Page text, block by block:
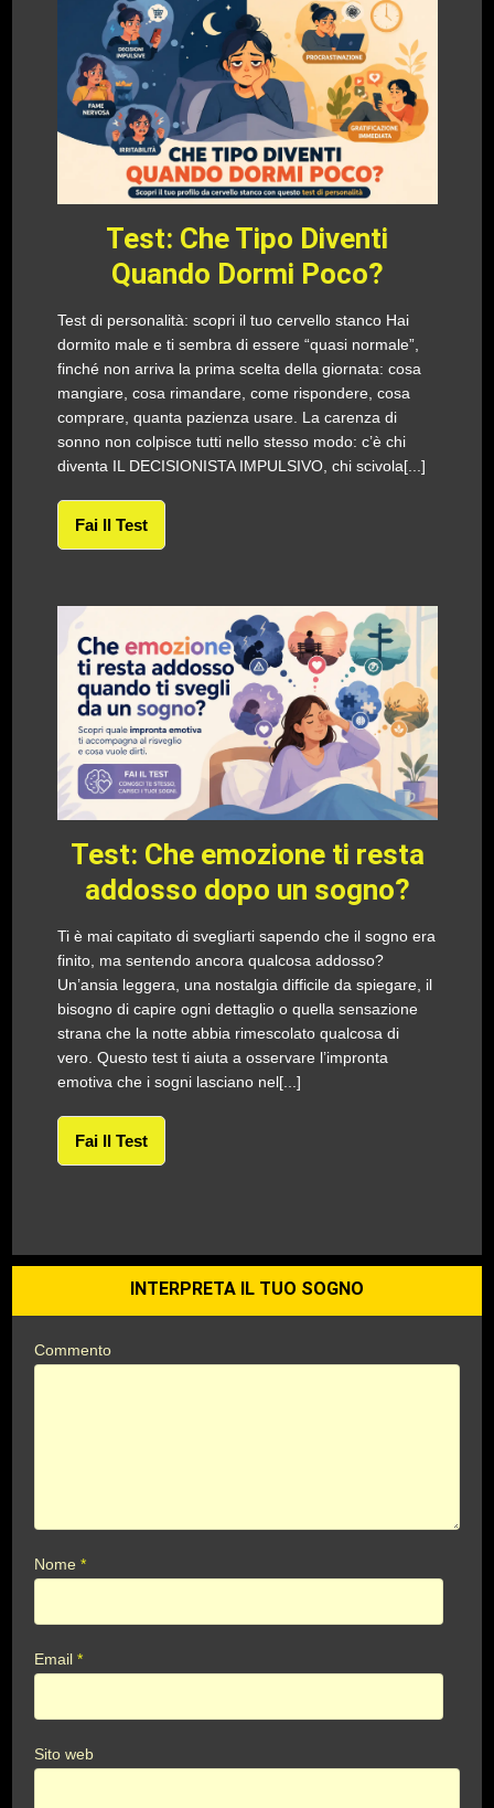
Test: Che Tipo Diventi
Quando Dormi Poco?
Test di personalità: scopri il tuo cervello stanco Hai
dormito male e ti sembra di essere “quasi normale”,
finché non arriva la prima scelta della giornata: cosa
mangiare, cosa rimandare, come rispondere, cosa
comprare, quanta pazienza usare. La carenza di
sonno non colpisce tutti nello stesso modo: c’è chi
diventa IL DECISIONISTA IMPULSIVO, chi scivola[...]
Fai Il Test
Test: Che emozione ti resta
addosso dopo un sogno?
Ti è mai capitato di svegliarti sapendo che il sogno era
finito, ma sentendo ancora qualcosa addosso?
Un’ansia leggera, una nostalgia difficile da spiegare, il
bisogno di capire ogni dettaglio o quella sensazione
strana che la notte abbia rimescolato qualcosa di
vero. Questo test ti aiuta a osservare l’impronta
emotiva che i sogni lasciano nel[...]
Fai Il Test
INTERPRETA IL TUO SOGNO
Commento
Nome*
Email*
Sito web